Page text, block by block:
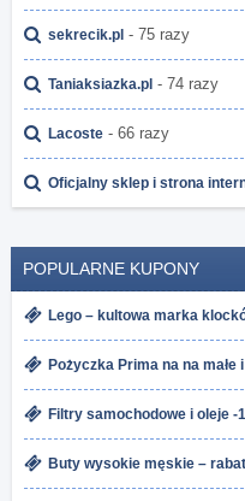
sekrecik.pl - 75 razy
Taniaksiazka.pl - 74 razy
Lacoste - 66 razy
Oficjalny sklep i strona
POPULARNE KUPONY
Lego – kultowa marka
Pożyczka Prima na na małe
Filtry samochodowe i oleje -
Buty wysokie męskie –